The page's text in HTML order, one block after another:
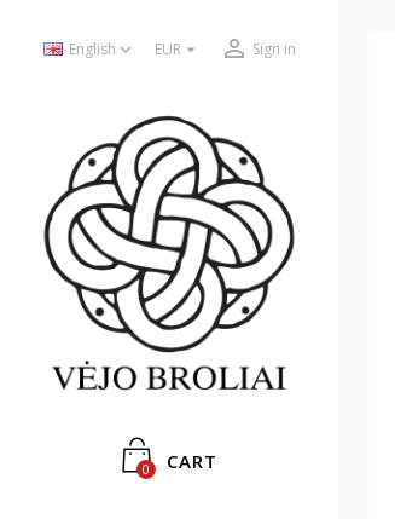
English EUR  Sign in
CART
0